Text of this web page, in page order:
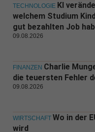
TECHNOLOGIE KI
welchem Studium
gut bezahlten Job
09.08.2026
FINANZEN Charlie
die teuersten Fehler
09.08.2026
WIRTSCHAFT Wo in der
wird